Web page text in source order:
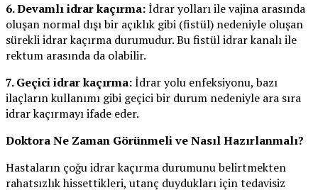
6. Devamlı idrar kaçırma:İdrar yolları ile vajina arasında
oluşan normal dışı bir açıklık gibi (fistül) nedeniyle oluşan
sürekli idrar kaçırma durumudur. Bu fistül idrar kanalı ile
rektum arasında da olabilir.
7. Geçici idrar kaçırma:İdrar yolu enfeksiyonu, bazı
ilaçların kullanımı gibi geçici bir durum nedeniyle ara sıra
idrar kaçırmayı ifade eder.
Doktora Ne Zaman Görünmeli ve Nasıl Hazırlanmalı?
Hastaların çoğu idrar kaçırma durumunu belirtmekten
rahatsızlık hissettikleri, utanç duydukları için tedavisiz